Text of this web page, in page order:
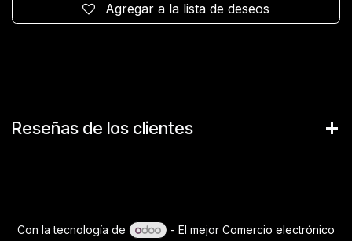
Agregar a la lista de deseos
Reseñas de los clientes
Con la tecnología de - El mejor Comercio electrónico